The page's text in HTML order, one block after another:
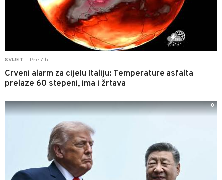
SVIJET Pre 7 h
Crveni alarm za cijelu Italiju: Temperature asfalta
prelaze 60 stepeni, ima i žrtava
0